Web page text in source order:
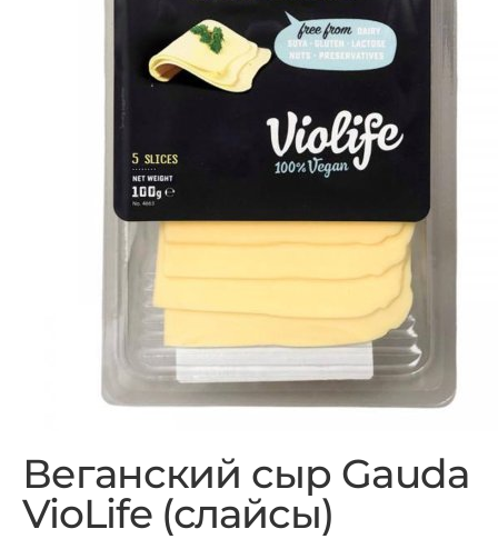
Веганский сыр Gauda
VioLife (слайсы)